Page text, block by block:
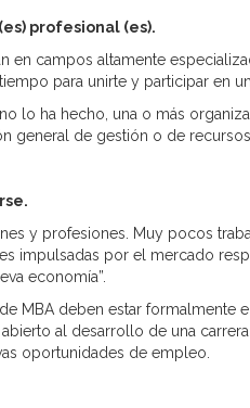
profesional (es).
en campos altamente
para unirte y participar en
no lo ha hecho, una o más
general de gestión o de
y profesiones. Muy pocos
impulsadas por el mercado
economía”.
MBA deben estar
al desarrollo de una
oportunidades de empleo.